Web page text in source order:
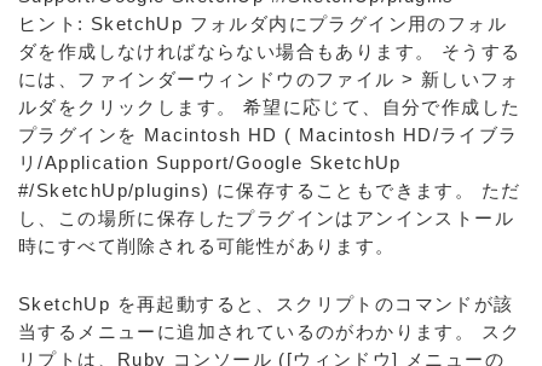
ヒント: SketchUp フォルダ内にプラグイン用のフォル
ダを作成しなければならない場合もあります。 そうする
には、ファインダーウィンドウのファイル > 新しいフォ
ルダをクリックします。 希望に応じて、自分で作成した
プラグインを Macintosh HD ( Macintosh HD/ライブラ
リ/Application Support/Google SketchUp
#/SketchUp/plugins) に保存することもできます。 ただ
し、この場所に保存したプラグインはアンインストール
時にすべて削除される可能性があります。
SketchUp を再起動すると、スクリプトのコマンドが該
当するメニューに追加されているのがわかります。 スク
リプトは、Ruby コンソール ([ウィンドウ] メニューの